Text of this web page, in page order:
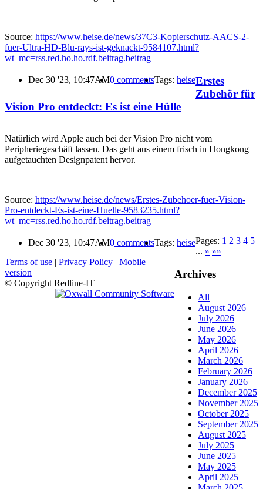
Source: https://www.heise.de/news/37C3-Kopierschutz-AACS-2-
fuer-Ultra-HD-Blu-rays-ist-geknackt-9584107.html?
wt_mc=rss.red.ho.ho.rdf.beitrag.beitrag
Dec 30 '23, 10:47AM0 commentsTags: heiseErstes
Zubehör für
Vision Pro entdeckt: Es ist eine Hülle
Natürlich wird Apple auch bei der Vision Pro nicht vom
Peripheriegeschäft lassen. Das geht aus einem frisch in Hongkong
aufgetauchten Designpatent hervor.
Source: https://www.heise.de/news/Erstes-Zubehoer-fuer-Vision-
Pro-entdeckt-Es-ist-eine-Huelle-9583235.html?
wt_mc=rss.red.ho.ho.rdf.beitrag.beitrag
Dec 30 '23, 10:47AM0 commentsTags: heisePages: 1 2 3 4 5
... » »»
Archives
All
August 2026
July 2026
June 2026
May 2026
April 2026
March 2026
February 2026
January 2026
December 2025
November 2025
October 2025
September 2025
August 2025
July 2025
June 2025
May 2025
April 2025
Terms of use | Privacy Policy | Mobile
version
© Copyright Redline-IT